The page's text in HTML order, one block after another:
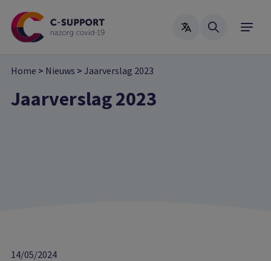
main
Home > Nieuws > Jaarverslag 2023
Jaarverslag 2023
14/05/2024